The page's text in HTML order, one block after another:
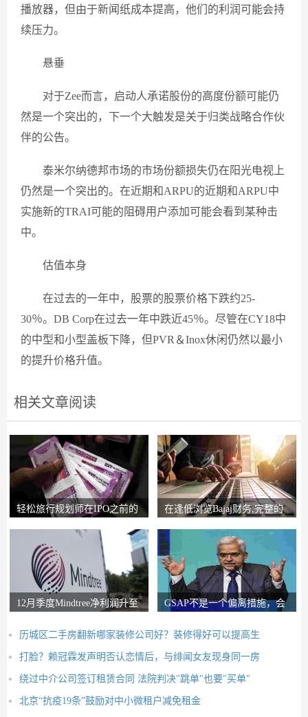
播放器，但由于新闻纸成本提高，他们的利润可能会持
续压力。
悬垂
对于Zee而言，启动人承诺股份的高度份额可能仍
然是一个突出的，下一个大触发是关于归类战略合作伙
伴的公告。
泰米尔纳德邦市场的市场份额损失仍在阳光电视上
仍然是一个突出的。在近期和ARPU的近期和ARPU中
实施新的TRAI可能的阻碍用户添加可能会看到某种击
中。
估值本身
在过去的一年中，股票的股票价格下跌约25-
30％。DB Corp在过去一年中跌近45％。尽管在CY18中
的中型和小型盖板下降，但PVR＆Inox休闲仍然以最小
的提升价格升值。
相关文章阅读
轻松旅行规划师在IPO之前的
在逢低浏览Bajaj财务;完整的
12月季度Mindtree净利润升至
GSAP不是一个偏离措施，会
历城区二手房翻新哪家装修公司好？装修得好可以提高生
打脸？赖冠霖发声明否认恋情后，与绯闻女友现身同一房
绕过中介公司签订租赁合同 法院判决"跳单"也要"买单"
北京“抗疫19条”鼓励对中小微租户减免租金